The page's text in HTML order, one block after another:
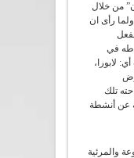
من خلال
رأى ان
في
لابورا،
تلك
عن أنشطة
والمرئية